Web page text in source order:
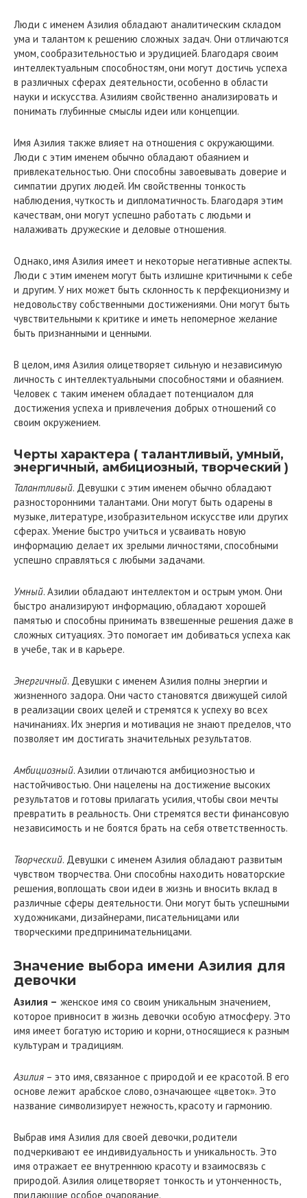
Люди с именем Азилия обладают аналитическим складом
ума и талантом к решению сложных задач. Они отличаются
умом, сообразительностью и эрудицией. Благодаря своим
интеллектуальным способностям, они могут достичь успеха
в различных сферах деятельности, особенно в области
науки и искусства. Азилиям свойственно анализировать и
понимать глубинные смыслы идеи или концепции.
Имя Азилия также влияет на отношения с окружающими.
Люди с этим именем обычно обладают обаянием и
привлекательностью. Они способны завоевывать доверие и
симпатии других людей. Им свойственны тонкость
наблюдения, чуткость и дипломатичность. Благодаря этим
качествам, они могут успешно работать с людьми и
налаживать дружеские и деловые отношения.
Однако, имя Азилия имеет и некоторые негативные аспекты.
Люди с этим именем могут быть излишне критичными к себе
и другим. У них может быть склонность к перфекционизму и
недовольству собственными достижениями. Они могут быть
чувствительными к критике и иметь непомерное желание
быть признанными и ценными.
В целом, имя Азилия олицетворяет сильную и независимую
личность с интеллектуальными способностями и обаянием.
Человек с таким именем обладает потенциалом для
достижения успеха и привлечения добрых отношений со
своим окружением.
Черты характера ( талантливый, умный,
энергичный, амбициозный, творческий )
Талантливый. Девушки с этим именем обычно обладают
разносторонними талантами. Они могут быть одарены в
музыке, литературе, изобразительном искусстве или других
сферах. Умение быстро учиться и усваивать новую
информацию делает их зрелыми личностями, способными
успешно справляться с любыми задачами.
Умный. Азилии обладают интеллектом и острым умом. Они
быстро анализируют информацию, обладают хорошей
памятью и способны принимать взвешенные решения даже в
сложных ситуациях. Это помогает им добиваться успеха как
в учебе, так и в карьере.
Энергичный. Девушки с именем Азилия полны энергии и
жизненного задора. Они часто становятся движущей силой
в реализации своих целей и стремятся к успеху во всех
начинаниях. Их энергия и мотивация не знают пределов, что
позволяет им достигать значительных результатов.
Амбициозный. Азилии отличаются амбициозностью и
настойчивостью. Они нацелены на достижение высоких
результатов и готовы прилагать усилия, чтобы свои мечты
превратить в реальность. Они стремятся вести финансовую
независимость и не боятся брать на себя ответственность.
Творческий. Девушки с именем Азилия обладают развитым
чувством творчества. Они способны находить новаторские
решения, воплощать свои идеи в жизнь и вносить вклад в
различные сферы деятельности. Они могут быть успешными
художниками, дизайнерами, писательницами или
творческими предпринимательницами.
Значение выбора имени Азилия для
девочки
Азилия – женское имя со своим уникальным значением,
которое привносит в жизнь девочки особую атмосферу. Это
имя имеет богатую историю и корни, относящиеся к разным
культурам и традициям.
Азилия – это имя, связанное с природой и ее красотой. В его
основе лежит арабское слово, означающее «цветок». Это
название символизирует нежность, красоту и гармонию.
Выбрав имя Азилия для своей девочки, родители
подчеркивают ее индивидуальность и уникальность. Это
имя отражает ее внутреннюю красоту и взаимосвязь с
природой. Азилия олицетворяет тонкость и утонченность,
придающие особое очарование.